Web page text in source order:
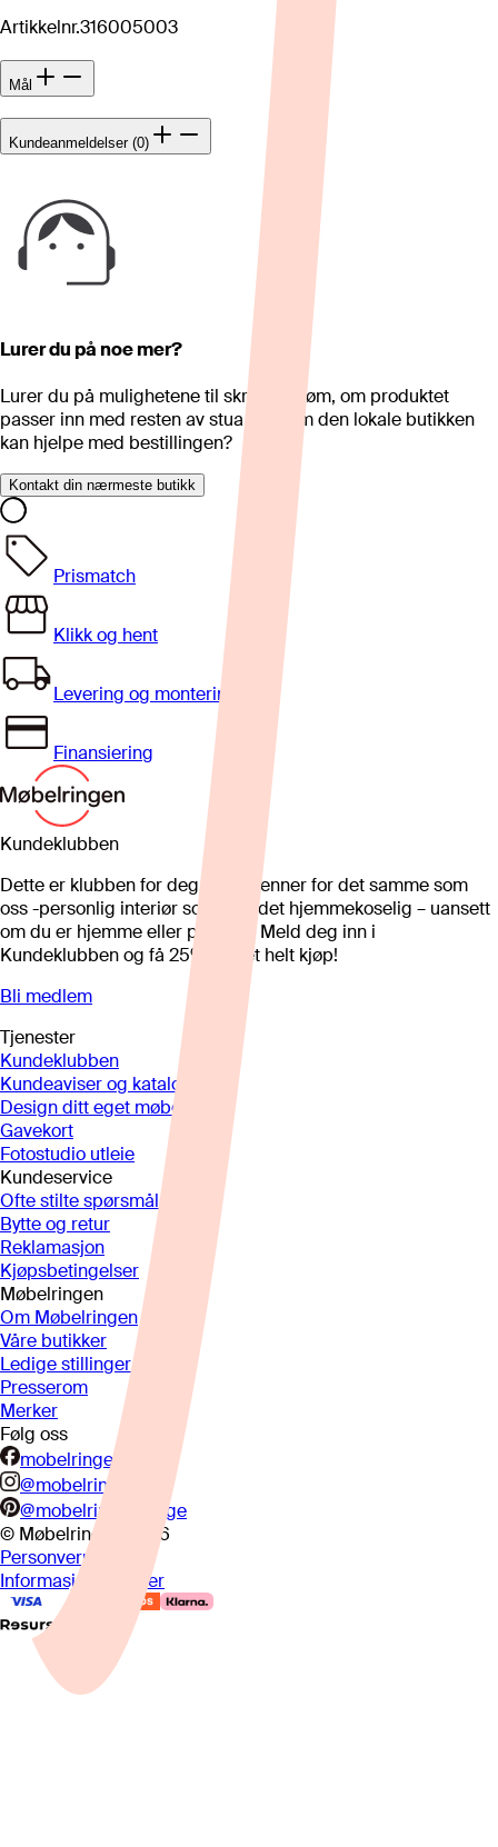
Artikkelnr.316005003
Mål
Kundeanmeldelser (0)
Lurer du på noe mer?
Lurer du på mulighetene til skreddersøm, om produktet
passer inn med resten av stua eller om den lokale butikken
kan hjelpe med bestillingen?
Kontakt din nærmeste butikk
Prismatch
Klikk og hent
Levering og montering
Finansiering
Kundeklubben
Dette er klubben for deg som brenner for det samme som
oss -personlig interiør som gjør det hjemmekoselig – uansett
om du er hjemme eller på hytta. Meld deg inn i
Kundeklubben og få 25%* på et helt kjøp!
Bli medlem
Tjenester
Kundeklubben
Kundeaviser og kataloger
Design ditt eget møbel
Gavekort
Fotostudio utleie
Kundeservice
Ofte stilte spørsmål
Bytte og retur
Reklamasjon
Kjøpsbetingelser
Møbelringen
Om Møbelringen
Våre butikker
Ledige stillinger
Presserom
Merker
Følg oss
mobelringen.no
@mobelringen
@mobelringennorge
© Møbelringen
2026
Personvern
Informasjonskapsler